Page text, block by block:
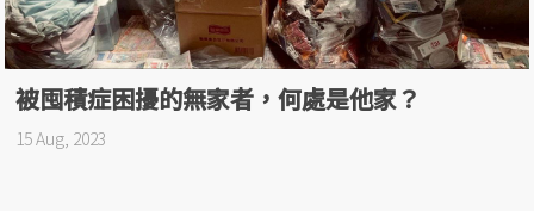
被囤積症困擾的無家者，何處是他家？
15 Aug, 2023